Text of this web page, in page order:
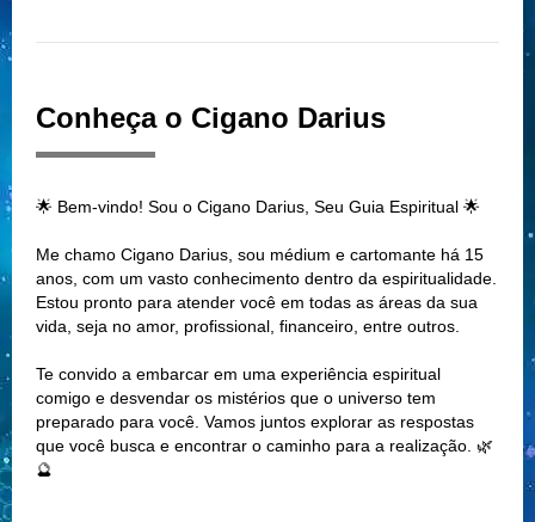
Conheça o Cigano Darius
🌟 Bem-vindo! Sou o Cigano Darius, Seu Guia Espiritual 🌟
Me chamo Cigano Darius, sou médium e cartomante há 15
anos, com um vasto conhecimento dentro da espiritualidade.
Estou pronto para atender você em todas as áreas da sua
vida, seja no amor, profissional, financeiro, entre outros.
Te convido a embarcar em uma experiência espiritual
comigo e desvendar os mistérios que o universo tem
preparado para você. Vamos juntos explorar as respostas
que você busca e encontrar o caminho para a realização. 🌿
🔮